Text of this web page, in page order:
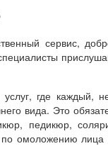
сервис,
где каждый,
вида. Это
педикюр,
по омоложению